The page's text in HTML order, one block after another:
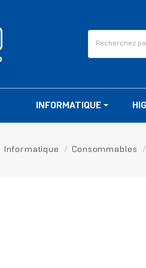
INFORMATIQUE
Informatique Consommables